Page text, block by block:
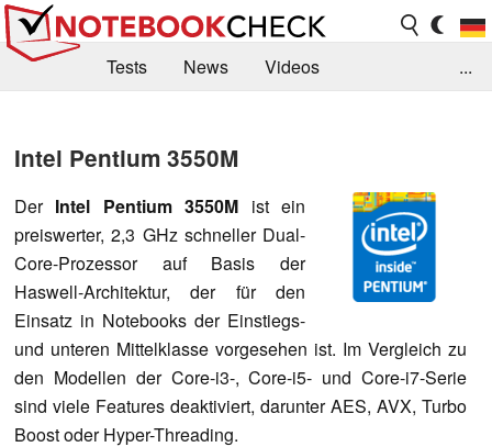
Tests News
Videos
Kaufberatung
Deals
Forum
...
Intel Pentium 3550M
Der Intel Pentium 3550M ist ein
preiswerter, 2,3 GHz schneller Dual-
Core-Prozessor auf Basis der
Haswell-Architektur, der für den
Einsatz in Notebooks der Einstiegs-
und unteren Mittelklasse vorgesehen ist. Im Vergleich zu
den Modellen der Core-i3-, Core-i5- und Core-i7-Serie
sind viele Features deaktiviert, darunter AES, AVX, Turbo
Boost oder Hyper-Threading.